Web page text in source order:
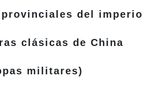
provinciales del imperio
clásicas de China
militares)